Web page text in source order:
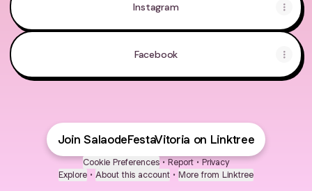
Instagram
Facebook
Join SalaodeFestaVitoria on Linktree
Cookie Preferences • Report • Privacy
Explore • About this account • More from Linktree